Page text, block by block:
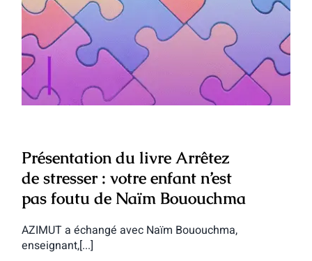
Présentation du livre Arrêtez de stresser
: votre enfant n’est pas foutu de Naïm
Bououchma
Présentation du livre Arrêtez
de stresser : votre enfant n’est
pas foutu de Naïm Bououchma
AZIMUT a échangé avec Naïm Bououchma,
enseignant,[...]